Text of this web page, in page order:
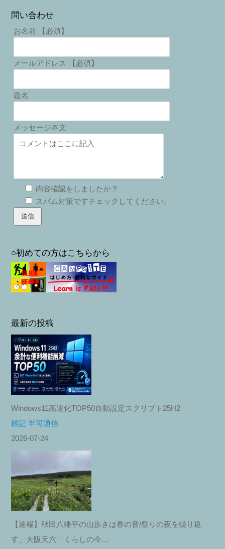
問い合わせ
お名前 【必須】
メールアドレス 【必須】
題名
メッセージ本文
内容確認をしましたか？
スパム対策ですチェックしてください。
○初めての方はこちらから
最新の投稿
Windows11高速化TOP50自動設定スクリプト25H2
雑記 半可通信
2026-07-24
【速報】秋田八幡平の山歩きは春の音/祭りの夜を繰り返
す、大阪天六「くらしの今…